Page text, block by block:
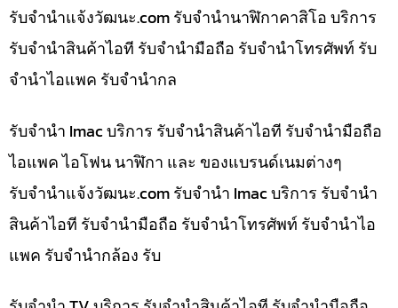
รับจํานําแจ้งวัฒนะ.com รับจำนำนาฬิกาคาสิโอ บริการ
รับจำนำสินค้าไอที รับจำนำมือถือ รับจำนำโทรศัพท์ รับ
จำนำไอแพค รับจำนำกล
รับจำนำ Imac บริการ รับจำนำสินค้าไอที รับจำนำมือถือ
ไอแพค ไอโฟน นาฬิกา และ ของแบรนด์เนมต่างๆ
รับจํานําแจ้งวัฒนะ.com รับจำนำ Imac บริการ รับจำนำ
สินค้าไอที รับจำนำมือถือ รับจำนำโทรศัพท์ รับจำนำไอ
แพค รับจำนำกล้อง รับ